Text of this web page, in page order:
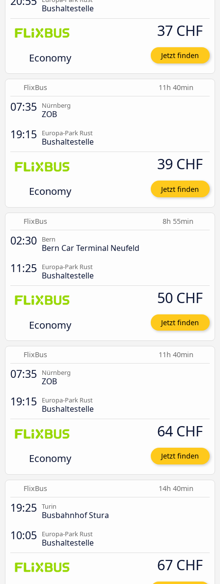
Bushaltestelle
Economy
37 CHF
Jetzt finden
FlixBus 11h 40min
07:35 Nürnberg
ZOB
19:15 Europa-Park Rust
Bushaltestelle
Economy
39 CHF
Jetzt finden
FlixBus 8h 55min
02:30 Bern
Bern Car Terminal Neufeld
11:25 Europa-Park Rust
Bushaltestelle
Economy
50 CHF
Jetzt finden
FlixBus 11h 40min
07:35 Nürnberg
ZOB
19:15 Europa-Park Rust
Bushaltestelle
Economy
64 CHF
Jetzt finden
FlixBus 14h 40min
19:25 Turin
Busbahnhof Stura
10:05 Europa-Park Rust
Bushaltestelle
67 CHF